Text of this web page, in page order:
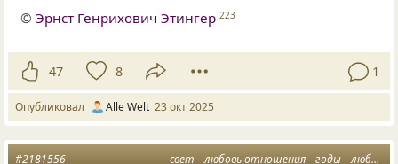
©Эрнст Генрихович Этингер 223
47 8 1
Опубликовал Alle Welt 23 окт 2025
свет любовь отношения годы любимые глаза
#2181556